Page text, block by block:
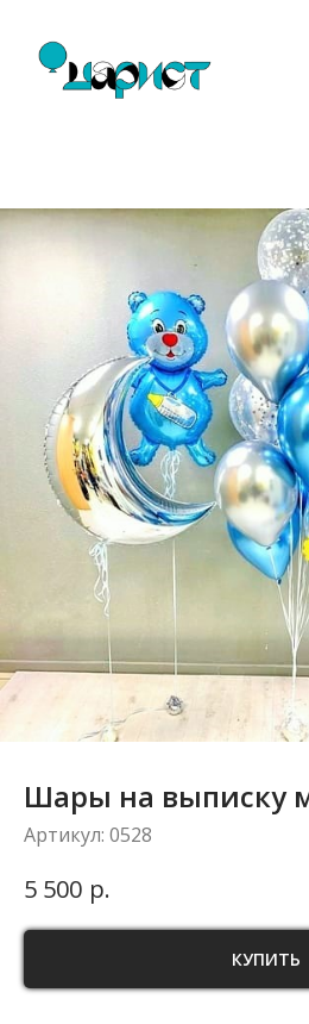
Шары на выписку
Артикул: 0528
5 500 р.
КУПИТЬ